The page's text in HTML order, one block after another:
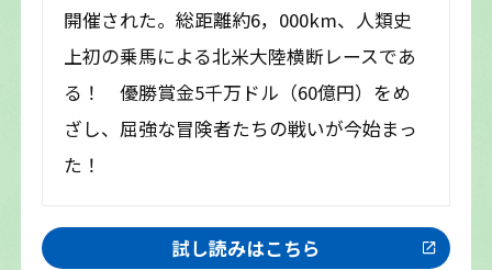
開催された。総距離約6，000km、人類史
上初の乗馬による北米大陸横断レースであ
る！ 優勝賞金5千万ドル（60億円）をめ
ざし、屈強な冒険者たちの戦いが今始まっ
た！
試し読みはこちら